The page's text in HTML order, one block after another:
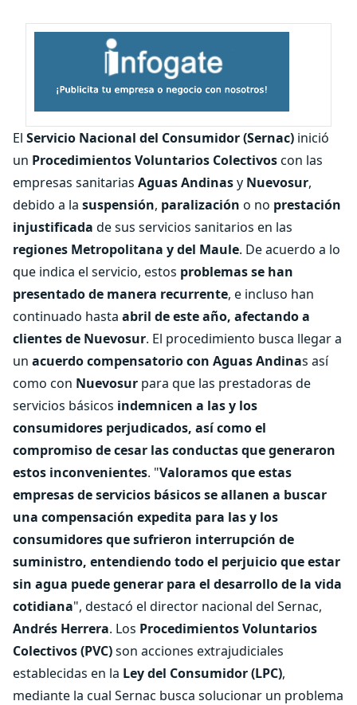
El Servicio Nacional del Consumidor (Sernac) inició
un Procedimientos Voluntarios Colectivoscon las
empresas sanitarias Aguas Andinasy Nuevosur,
debido a la suspensión, paralización o no prestación
injustificada de sus servicios sanitarios en las
regiones Metropolitana y del Maule. De acuerdo a lo
que indica el servicio, estos problemas se han
presentado de manera recurrente, e incluso han
continuado hasta abril de este año, afectando a
clientes de Nuevosur. El procedimiento busca llegar a
un acuerdo compensatorio con Aguas Andinas así
como con Nuevosur para que las prestadoras de
servicios básicos indemnicen a las y los
consumidores perjudicados, así como el
compromiso de cesar las conductas que generaron
estos inconvenientes. "Valoramos que estas
empresas de servicios básicos se allanen a buscar
una compensación expedita para las y los
consumidores que sufrieron interrupción de
suministro, entendiendo todo el perjuicio que estar
sin agua puede generar para el desarrollo de la vida
cotidiana", destacó el director nacional del Sernac,
Andrés Herrera. Los Procedimientos Voluntarios
Colectivos(PVC)son acciones extrajudiciales
establecidas en la Ley del Consumidor (LPC),
mediante la cual Sernac busca solucionar un problema